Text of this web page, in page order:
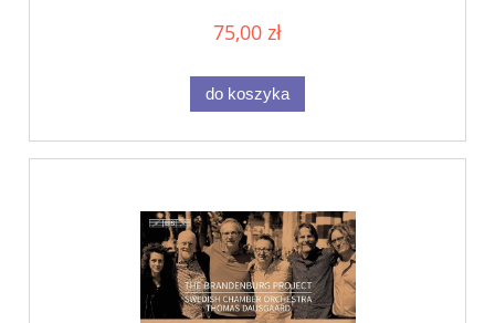
75,00 zł
do koszyka